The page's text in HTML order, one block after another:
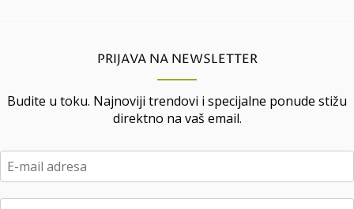
PRIJAVA NA NEWSLETTER
Budite u toku. Najnoviji trendovi i specijalne ponude stižu
direktno na vaš email.